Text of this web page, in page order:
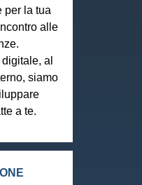
per la tua
alle
al
siamo
a te.